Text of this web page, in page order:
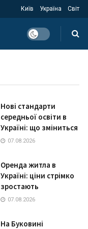
Київ Україна Світ
Нові стандарти
середньої освіти в
Україні: що зміниться
07.08.2026
Оренда житла в
Україні: ціни стрімко
зростають
07.08.2026
На Буковині